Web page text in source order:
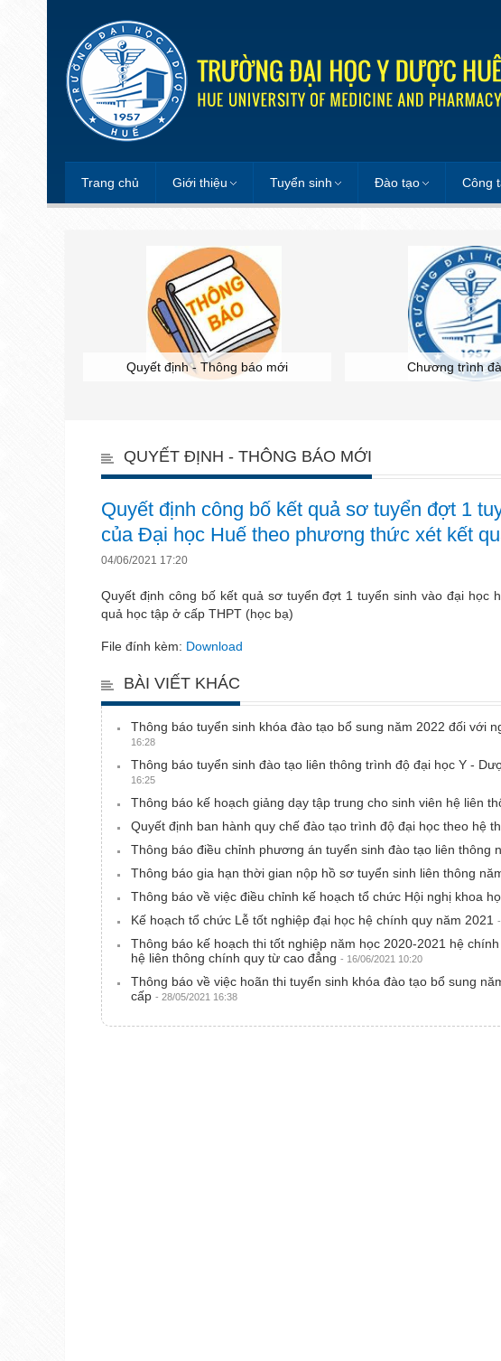
Trang chủ Giới thiệu Tuyển sinh Đào tạo Công
Quyết định - Thông báo mới Chương trình
QUYẾT ĐỊNH - THÔNG BÁO MỚI
Quyết định công bố kết quả sơ tuyển đợt 1
của Đại học Huế theo phương thức xét kết
04/06/2021 17:20
Quyết định công bố kết quả sơ tuyển đợt 1 tuyển sinh vào đại
quả học tập ở cấp THPT (học bạ)
File đính kèm: Download
BÀI VIẾT KHÁC
Thông báo tuyển sinh khóa đào tạo bổ sung năm 2022 đối với
16:28
Thông báo tuyển sinh đào tạo liên thông trình độ đại học Y -
16:25
Thông báo kế hoạch giảng dạy tập trung cho sinh viên hệ liên
Quyết định ban hành quy chế đào tạo trình độ đại học theo hệ
Thông báo điều chỉnh phương án tuyển sinh đào tạo liên thông
Thông báo gia hạn thời gian nộp hồ sơ tuyển sinh liên thông
Thông báo về việc điều chỉnh kế hoạch tổ chức Hội nghị khoa
Kế hoạch tổ chức Lễ tốt nghiệp đại học hệ chính quy năm 2021
Thông báo kế hoạch thi tốt nghiệp năm học 2020-2021 hệ
hệ liên thông chính quy từ cao đẳng - 16/06/2021 10:20
Thông báo về việc hoãn thi tuyển sinh khóa đào tạo bổ sung
cấp - 28/05/2021 16:38